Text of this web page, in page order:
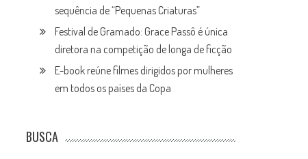
sequência de “Pequenas Criaturas”
Festival de Gramado: Grace Passô é única
diretora na competição de longa de ficção
E-book reúne filmes dirigidos por mulheres
em todos os países da Copa
BUSCA